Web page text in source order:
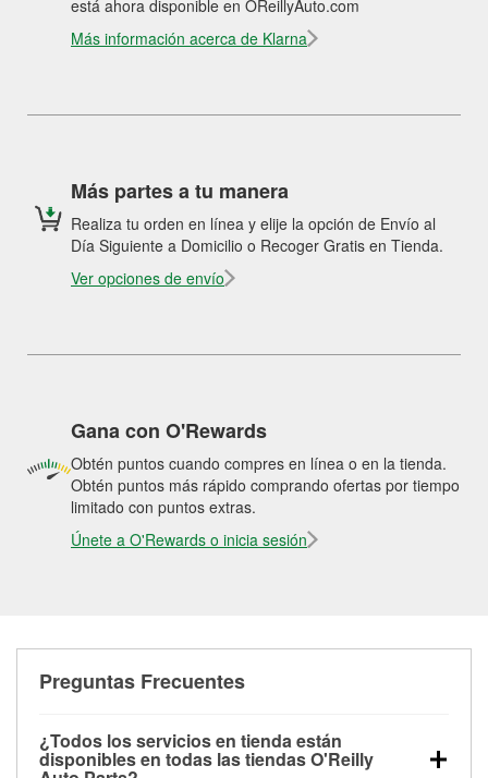
está ahora disponible en OReillyAuto.com
Más información acerca de Klarna
Más partes a tu manera
Realiza tu orden en línea y elije la opción de Envío al
Día Siguiente a Domicilio o Recoger Gratis en Tienda.
Ver opciones de envío
Gana con O'Rewards
Obtén puntos cuando compres en línea o en la tienda.
Obtén puntos más rápido comprando ofertas por tiempo
limitado con puntos extras.
Únete a O'Rewards o inicia sesión
Preguntas Frecuentes
¿Todos los servicios en tienda están
disponibles en todas las tiendas O'Reilly